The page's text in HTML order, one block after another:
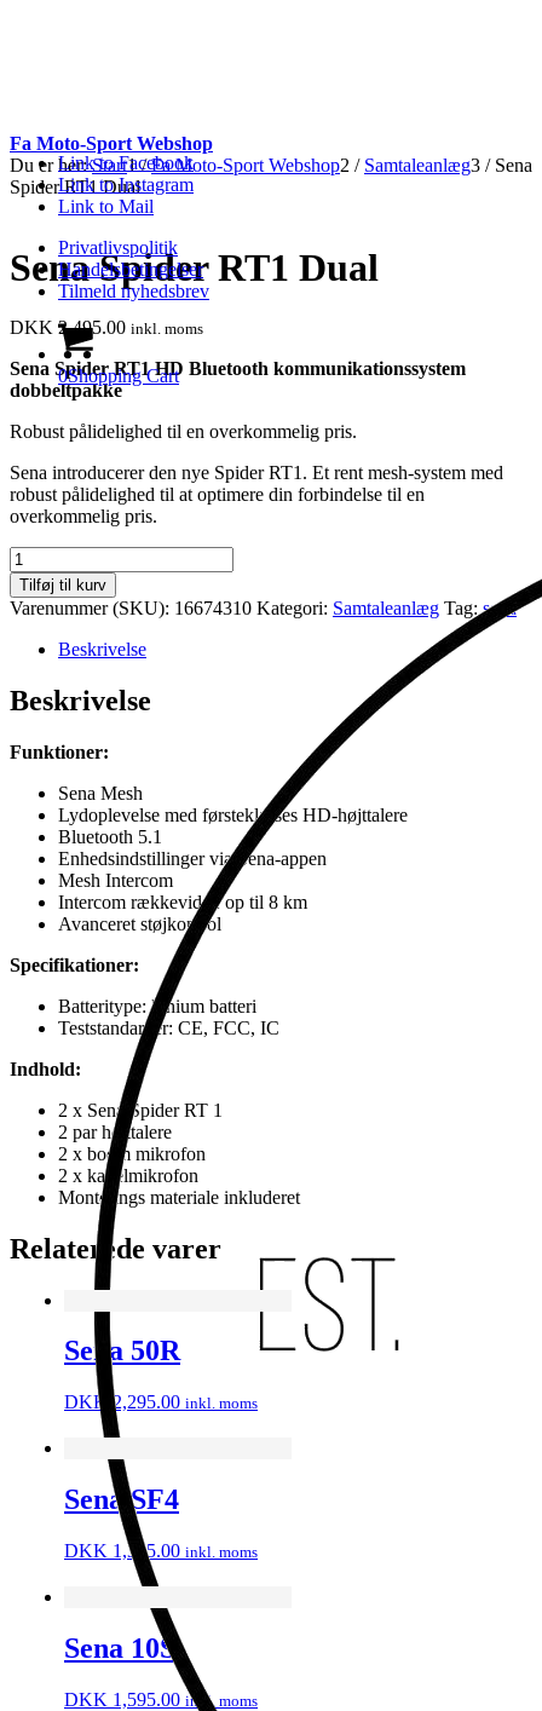
Link to Facebook
Link to Instagram
Link to Mail
Privatlivspolitik
Handelsbetingelser
Tilmeld nyhedsbrev
0Shopping Cart
Fa Moto-Sport Webshop
Du er her: Start1 / Fa Moto-Sport Webshop2 / Samtaleanlæg3 / Sena
Spider RT1 Dual
Sena Spider RT1 Dual
DKK 2,495.00 inkl. moms
Sena Spider RT1 HD Bluetooth kommunikationssystem
dobbeltpakke
Robust pålidelighed til en overkommelig pris.
Sena introducerer den nye Spider RT1. Et rent mesh-system med
robust pålidelighed til at optimere din forbindelse til en
overkommelig pris.
Sena
Spider
RT1
Dual
antal
Tilføj til kurv
Varenummer (SKU): 16674310 Kategori: Samtaleanlæg Tag:sena
Beskrivelse
Beskrivelse
Funktioner:
Sena Mesh
Lydoplevelse med førsteklasses HD-højttalere
Bluetooth 5.1
Enhedsindstillinger via Sena-appen
Mesh Intercom
Intercom rækkevidde op til 8 km
Avanceret støjkontrol
Specifikationer:
Batteritype: lithium batteri
Teststandarder: CE, FCC, IC
Indhold:
2 x Sena Spider RT 1
2 par højttalere
2 x boom mikrofon
2 x kabelmikrofon
Monterings materiale inkluderet
Relaterede varer
Sena 50R
DKK 2,295.00 inkl. moms
Sena SF4
DKK 1,395.00 inkl. moms
Sena 10S
DKK 1,595.00 inkl. moms